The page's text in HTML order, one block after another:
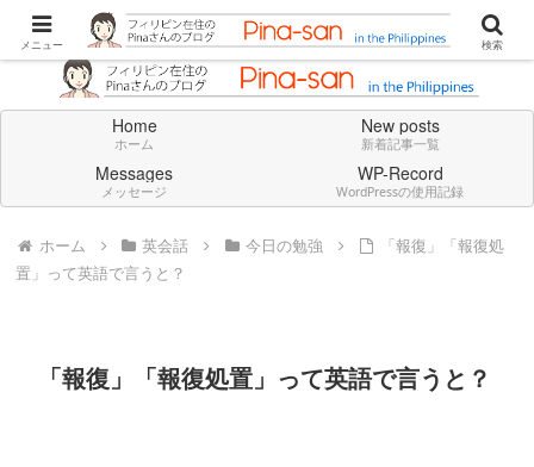
Don't think deeply. Feel always in English.
Home
ホーム
New posts
新着記事一覧
Messages
メッセージ
WP-Record
WordPressの使用記録
ホーム 英会話 今日の勉強
「報復」「報復処
置」って英語で言うと？
「報復」「報復処置」って英語で言うと？
メニュー 検索